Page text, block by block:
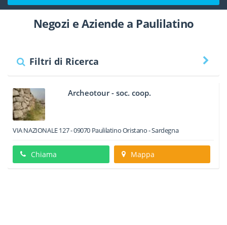
Negozi e Aziende a Paulilatino
Filtri di Ricerca
Archeotour - soc. coop.
VIA NAZIONALE 127-09070 PaulilatinoOristano -Sardegna
Chiama Mappa